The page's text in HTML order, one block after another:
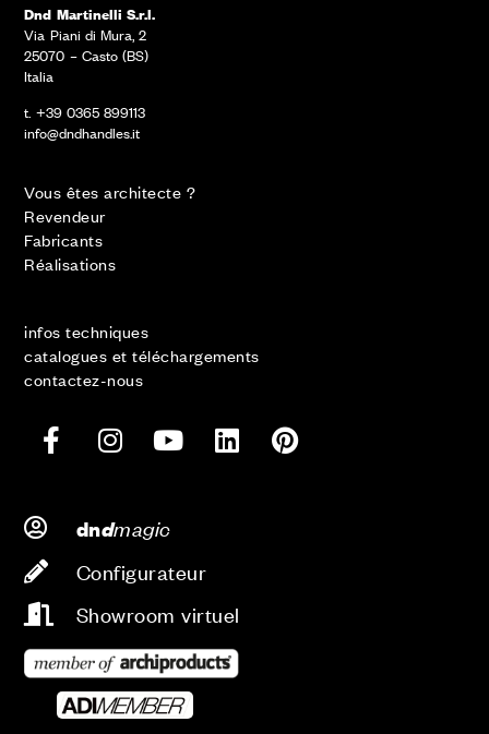
Dnd Martinelli S.r.l.
Via Piani di Mura, 2
25070 – Casto (BS)
Italia
t. +39 0365 899113
info@dndhandles.it
Vous êtes architecte ?
Revendeur
Fabricants
Réalisations
infos techniques
catalogues et téléchargements
contactez-nous
dndmagic
Configurateur
Showroom virtuel